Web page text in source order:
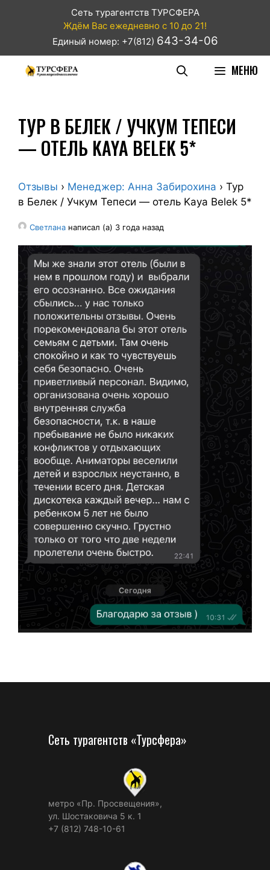
Сеть турагентств ТУРСФЕРА
Ждём Вас ежедневно с 10 до 21!
Единый номер: +7(812) 643-34-06
МЕНЮ
ТУР В БЕЛЕК / УЧКУМ ТЕПЕСИ
— ОТЕЛЬ KAYA BELEK 5*
Отзывы › Менеджер: Анна Забирохина › Тур
в Белек / Учкум Тепеси — отель Kaya Belek 5*
Светлана написал (а) 3 года назад
Сеть турагентств «Турсфера»
метро «Пр. Просвещения»,
ул. Шостаковича 5 к. 1
+7 (812) 748-10-61